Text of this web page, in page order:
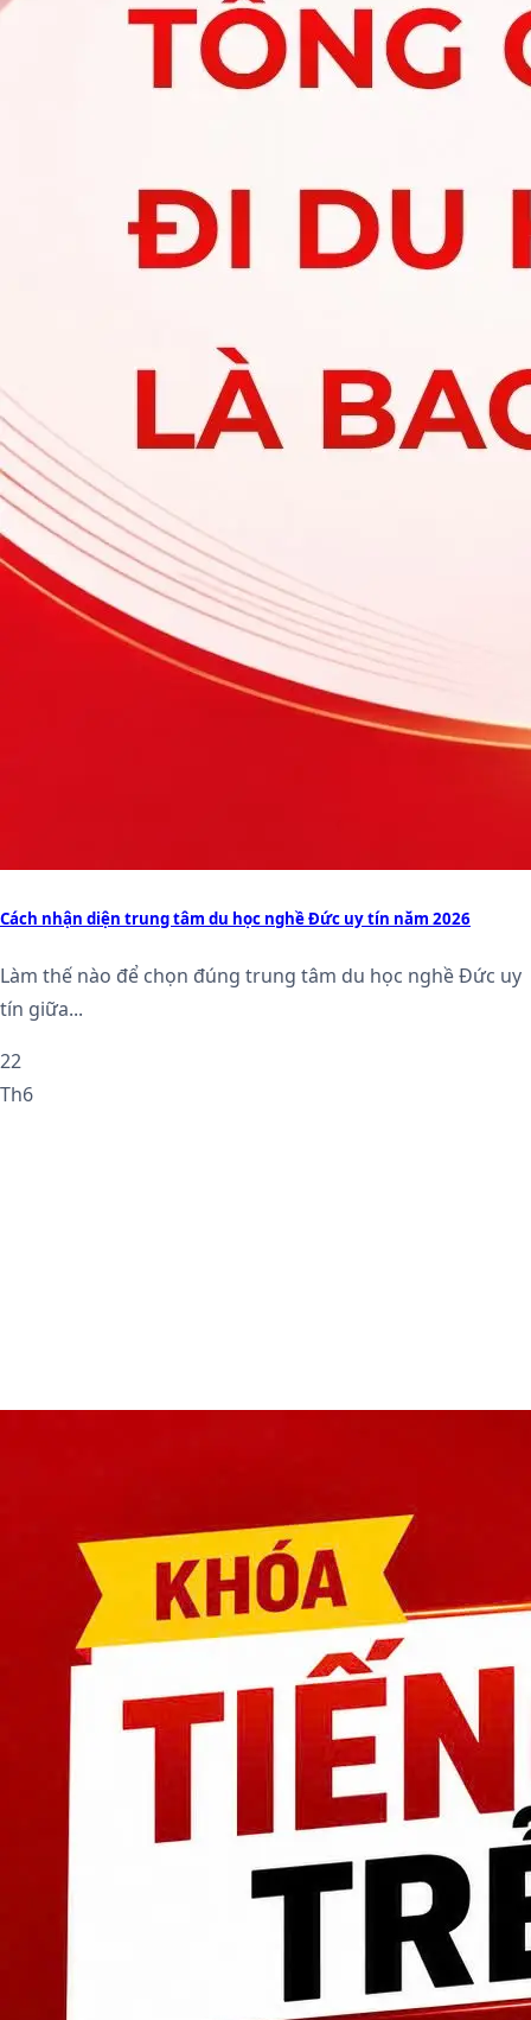
Cách nhận diện trung tâm du học nghề Đức uy tín năm 2026
Làm thế nào để chọn đúng trung tâm du học nghề Đức uy
tín giữa...
22
Th6